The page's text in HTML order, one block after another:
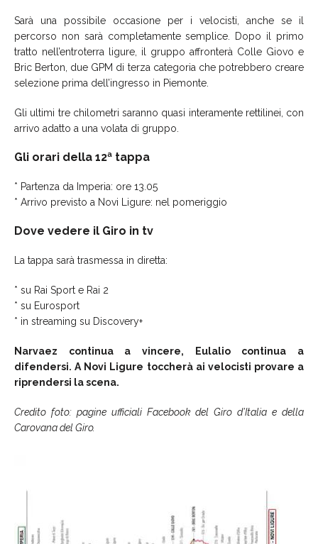
Sarà una possibile occasione per i velocisti, anche se il
percorso non sarà completamente semplice. Dopo il primo
tratto nell’entroterra ligure, il gruppo affronterà Colle Giovo e
Bric Berton, due GPM di terza categoria che potrebbero creare
selezione prima dell’ingresso in Piemonte.
Gli ultimi tre chilometri saranno quasi interamente rettilinei, con
arrivo adatto a una volata di gruppo.
Gli orari della 12ª tappa
* Partenza da Imperia: ore 13.05
* Arrivo previsto a Novi Ligure: nel pomeriggio
Dove vedere il Giro in tv
La tappa sarà trasmessa in diretta:
* su Rai Sport e Rai 2
* su Eurosport
* in streaming su Discovery+
Narvaez continua a vincere, Eulalio continua a
difendersi. A Novi Ligure toccherà ai velocisti provare a
riprendersi la scena.
Credito foto: pagine ufficiali Facebook del Giro d’Italia e della
Carovana del Giro.